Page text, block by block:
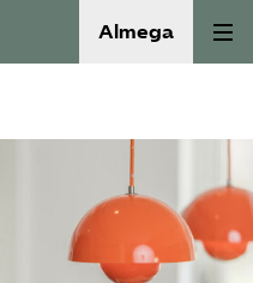
Almega